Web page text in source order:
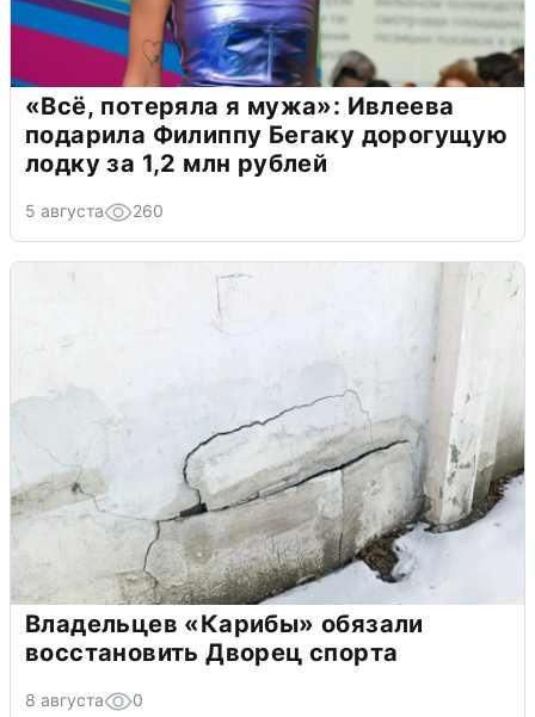
«Всё, потеряла я мужа»: Ивлеева
подарила Филиппу Бегаку дорогущую
лодку за 1,2 млн рублей
5 августа 260
Владельцев «Карибы» обязали
восстановить Дворец спорта
8 августа 0